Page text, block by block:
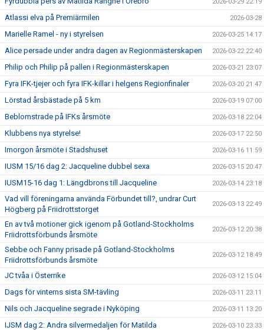
Atlassi elva på Premiärmilen 2026-03-28
Marielle Ramel - ny i styrelsen 2026-03-25 14:17
Alice persade under andra dagen av Regionmästerskapen 2026-03-22 22:40
Philip och Philip på pallen i Regionmästerskapen 2026-03-21 23:07
Fyra IFK-tjejer och fyra IFK-killar i helgens Regionfinaler 2026-03-20 21:47
Lörstad årsbästade på 5 km 2026-03-19 07:00
Beblomstrade på IFKs årsmöte 2026-03-18 22:04
Klubbens nya styrelse! 2026-03-17 22:50
Imorgon årsmöte i Stadshuset 2026-03-16 11:59
IUSM 15/16 dag 2: Jacqueline dubbel sexa 2026-03-15 20:47
IUSM15-16 dag 1: Längdbrons till Jacqueline 2026-03-14 23:18
Vad vill föreningarna använda Förbundet till?, undrar Curt
Högberg på Friidrottstorget
2026-03-13 22:49
En av två motioner gick igenom på Gotland-Stockholms
Friidrottsförbunds årsmöte
2026-03-12 20:38
Sebbe och Fanny prisade på Gotland-Stockholms
Friidrottsförbunds årsmöte
2026-03-12 18:49
JC tvåa i Österrike 2026-03-12 15:04
Dags för vinterns sista SM-tävling 2026-03-11 23:11
Nils och Jacqueline segrade i Nyköping 2026-03-11 13:20
IJSM dag 2: Andra silvermedaljen för Matilda 2026-03-10 23:33